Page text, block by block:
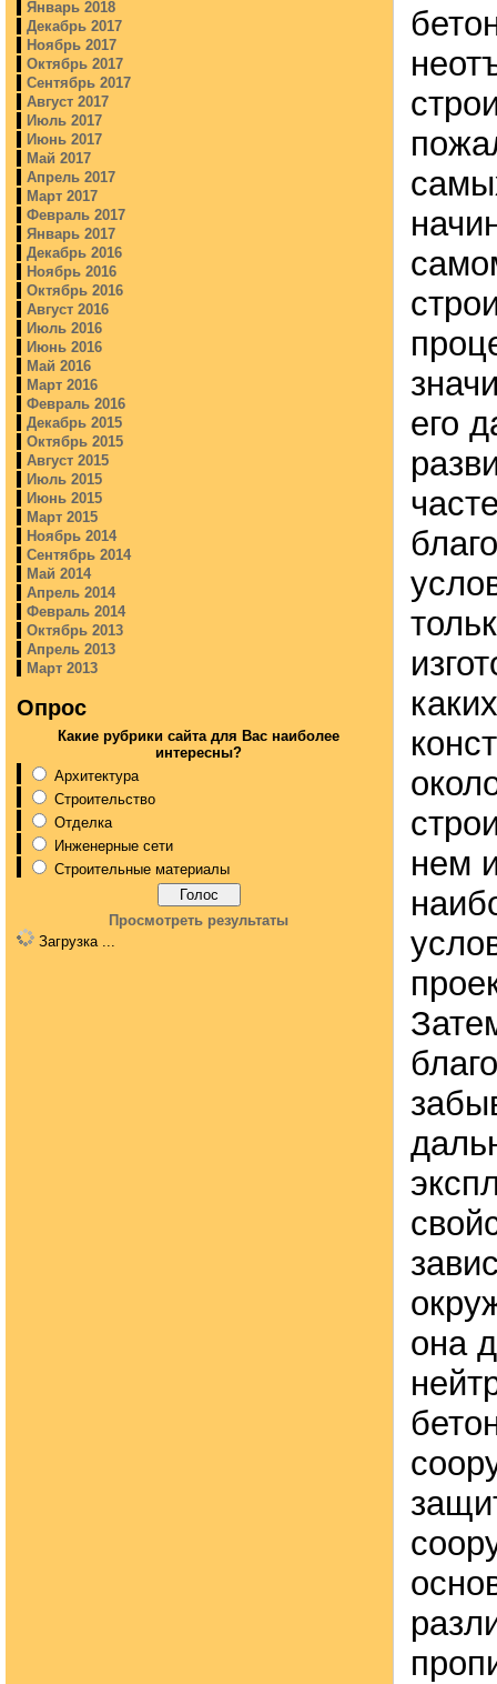
Январь 2018
Декабрь 2017
Ноябрь 2017
Октябрь 2017
Сентябрь 2017
Август 2017
Июль 2017
Июнь 2017
Май 2017
Апрель 2017
Март 2017
Февраль 2017
Январь 2017
Декабрь 2016
Ноябрь 2016
Октябрь 2016
Август 2016
Июль 2016
Июнь 2016
Май 2016
Март 2016
Февраль 2016
Декабрь 2015
Октябрь 2015
Август 2015
Июль 2015
Июнь 2015
Март 2015
Ноябрь 2014
Сентябрь 2014
Май 2014
Апрель 2014
Февраль 2014
Октябрь 2013
Апрель 2013
Март 2013
Опрос
Какие рубрики сайта для Вас наиболее
интересны?
Архитектура
Строительство
Отделка
Инженерные сети
Строительные материалы
Просмотреть результаты
Загрузка ...
его
нем
она